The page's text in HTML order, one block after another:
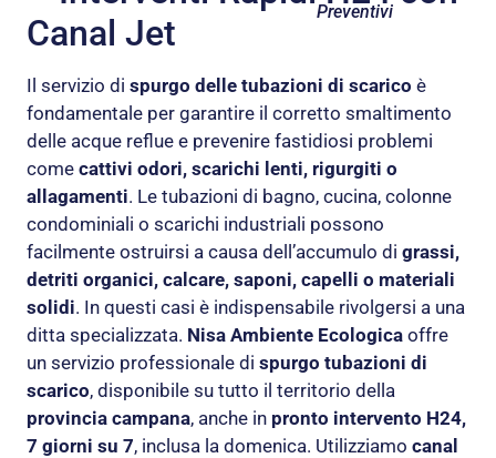
Canal Jet
Il servizio di spurgo delle tubazioni di scarico è
fondamentale per garantire il corretto smaltimento
delle acque reflue e prevenire fastidiosi problemi
come cattivi odori, scarichi lenti, rigurgiti o
allagamenti. Le tubazioni di bagno, cucina, colonne
condominiali o scarichi industriali possono
facilmente ostruirsi a causa dell’accumulo di grassi,
detriti organici, calcare, saponi, capelli o materiali
solidi. In questi casi è indispensabile rivolgersi a una
ditta specializzata. Nisa Ambiente Ecologica offre
un servizio professionale di spurgo tubazioni di
scarico, disponibile su tutto il territorio della
provincia campana, anche in pronto intervento H24,
7 giorni su 7, inclusa la domenica. Utilizziamo canal
Preventivi